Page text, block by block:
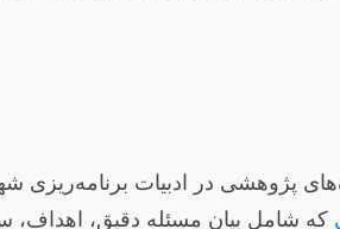
پژوهشی در ادبیات برنامه‌ریزی
که شامل بیان مسئله دقیق، اهداف،